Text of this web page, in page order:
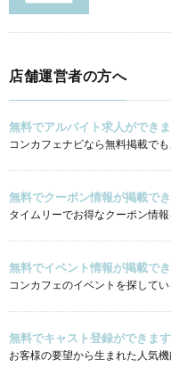
店舗運営者の方へ
無料でアルバイト求人ができま
コンカフェナビなら無料掲載で
無料でクーポン情報が掲載でき
タイムリーでお得なクーポン情
無料でイベント情報が掲載でき
コンカフェのイベントを探して
無料でキャスト登録ができます
お客様の要望から生まれた人気